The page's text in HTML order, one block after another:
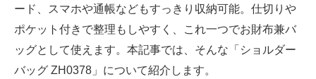
好きが集まる 比べて選べる
ード、スマホや通帳などもすっきり収納可能。仕切りや
ポケット付きで整理もしやすく、これ一つでお財布兼バ
ッグとして使えます。本記事では、そんな「ショルダー
バッグ ZH0378」について紹介します。